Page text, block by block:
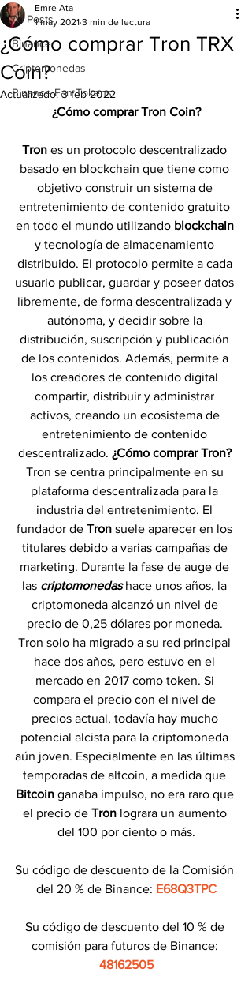
All Posts
Binance
Criptomonedas
Binance Fan Tokens
¿Cómo comprar Tron TRX
Coin?
Emre Ata
1 may 2021 3 min de lectura
Actualizado:3 feb 2022
¿Cómo comprar Tron Coin?
Tron es un protocolo descentralizado
basado en blockchain que tiene como
objetivo construir un sistema de
entretenimiento de contenido gratuito
en todo el mundo utilizando blockchain
y tecnología de almacenamiento
distribuido. El protocolo permite a cada
usuario publicar, guardar y poseer datos
libremente, de forma descentralizada y
autónoma, y ​​decidir sobre la
distribución, suscripción y publicación
de los contenidos. Además, permite a
los creadores de contenido digital
compartir, distribuir y administrar
activos, creando un ecosistema de
entretenimiento de contenido
descentralizado. ¿Cómo comprar Tron?
Tron se centra principalmente en su
plataforma descentralizada para la
industria del entretenimiento. El
fundador de Tron suele aparecer en los
titulares debido a varias campañas de
marketing. Durante la fase de auge de
las criptomonedas hace unos años, la
criptomoneda alcanzó un nivel de
precio de 0,25 dólares por moneda.
Tron solo ha migrado a su red principal
hace dos años, pero estuvo en el
mercado en 2017 como token. Si
compara el precio con el nivel de
precios actual, todavía hay mucho
potencial alcista para la criptomoneda
aún joven. Especialmente en las últimas
temporadas de altcoin, a medida que
Bitcoin ganaba impulso, no era raro que
el precio de Tron lograra un aumento
del 100 por ciento o más.
Su código de descuento de la Comisión
del 20 % de Binance: E68Q3TPC
Su código de descuento del 10 % de
comisión para futuros de Binance:
48162505